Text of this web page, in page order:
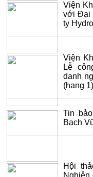
Viện
với Đại
ty
Viện
Lễ
danh
(hạng 1)
Tin
Bạch
Hội
Nghiên